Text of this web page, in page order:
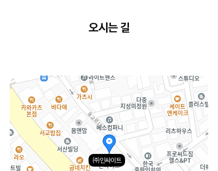
오시는 길
㈜인싸이트